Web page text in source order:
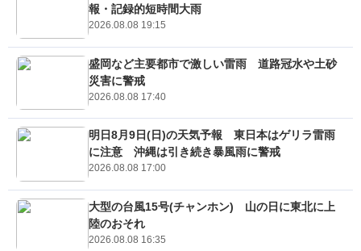
報・記録的短時間大雨
2026.08.08 19:15
盛岡など主要都市で激しい雷雨 道路冠水や土砂
災害に警戒
2026.08.08 17:40
明日8月9日(日)の天気予報 東日本はゲリラ雷雨
に注意 沖縄は引き続き暴風雨に警戒
2026.08.08 17:00
大型の台風15号(チャンホン) 山の日に東北に上
陸のおそれ
2026.08.08 16:35